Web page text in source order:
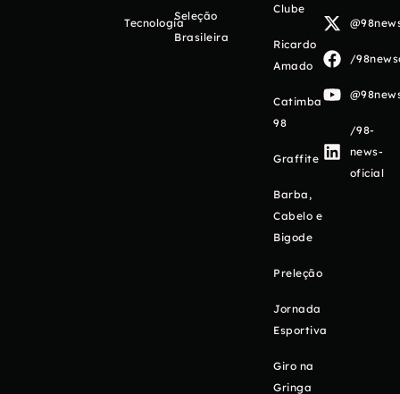
Tecnologia
Seleção
Brasileira
Clube
Ricardo
Amado
Catimba
98
Graffite
Barba,
Cabelo e
Bigode
Preleção
Jornada
Esportiva
Giro na
Gringa
/
/98-
news-
oficial